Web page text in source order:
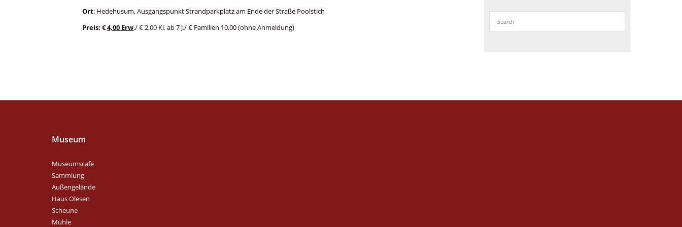
Ort: Hedehusum, Ausgangspunkt Strandparkplatz am Ende der Straße Poolstich
Preis: €4,00 Erw./ € 2,00 Ki. ab 7 J./ € Familien 10,00 (ohne Anmeldung)
Museum
Museumscafe
Sammlung
Außengelände
Haus Olesen
Scheune
Mühle